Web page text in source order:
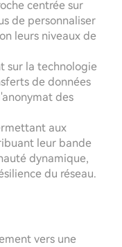
centrée sur
de personnaliser
leurs niveaux de
sur la technologie
de données
des
aux
leur bande
dynamique,
du réseau.
vers une